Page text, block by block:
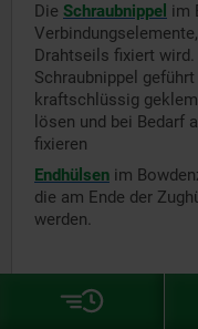
Die Schraubnippel im
Drahtseils fixiert
Schraubnippel
kraftschlüssig
lösen und bei Bedarf
fixieren
Endhülsen im
die am Ende der
werden.
Haltestücke,
Zubehör für eine